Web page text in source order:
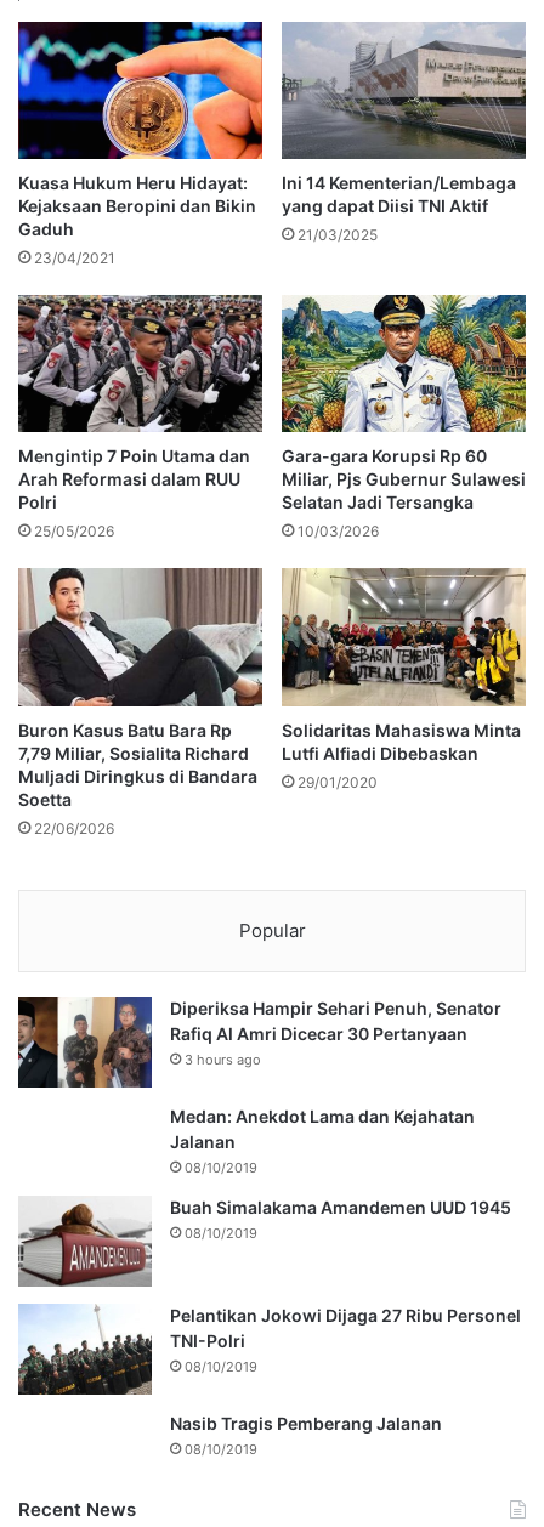
Kuasa Hukum Heru Hidayat:
Kejaksaan Beropini dan Bikin
Gaduh
23/04/2021
Ini 14 Kementerian/Lembaga
yang dapat Diisi TNI Aktif
21/03/2025
Mengintip 7 Poin Utama dan
Arah Reformasi dalam RUU
Polri
25/05/2026
Gara-gara Korupsi Rp 60
Miliar, Pjs Gubernur Sulawesi
Selatan Jadi Tersangka
10/03/2026
Buron Kasus Batu Bara Rp
7,79 Miliar, Sosialita Richard
Muljadi Diringkus di Bandara
Soetta
22/06/2026
Solidaritas Mahasiswa Minta
Lutfi Alfiadi Dibebaskan
29/01/2020
Popular
Diperiksa Hampir Sehari Penuh, Senator
Rafiq Al Amri Dicecar 30 Pertanyaan
3 hours ago
Medan: Anekdot Lama dan Kejahatan
Jalanan
08/10/2019
Buah Simalakama Amandemen UUD 1945
08/10/2019
Pelantikan Jokowi Dijaga 27 Ribu Personel
TNI-Polri
08/10/2019
Nasib Tragis Pemberang Jalanan
08/10/2019
Recent News